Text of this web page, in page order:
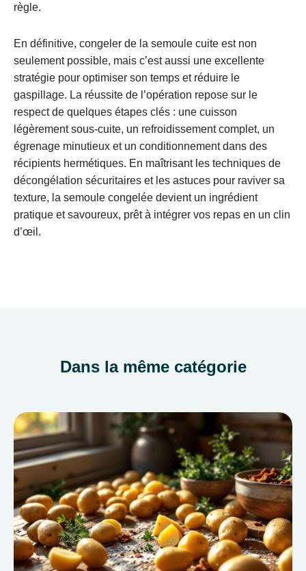
règle.
En définitive, congeler de la semoule cuite est non
seulement possible, mais c’est aussi une excellente
stratégie pour optimiser son temps et réduire le
gaspillage. La réussite de l’opération repose sur le
respect de quelques étapes clés : une cuisson
légèrement sous-cuite, un refroidissement complet, un
égrenage minutieux et un conditionnement dans des
récipients hermétiques. En maîtrisant les techniques de
décongélation sécuritaires et les astuces pour raviver sa
texture, la semoule congelée devient un ingrédient
pratique et savoureux, prêt à intégrer vos repas en un clin
d’œil.
Dans la même catégorie